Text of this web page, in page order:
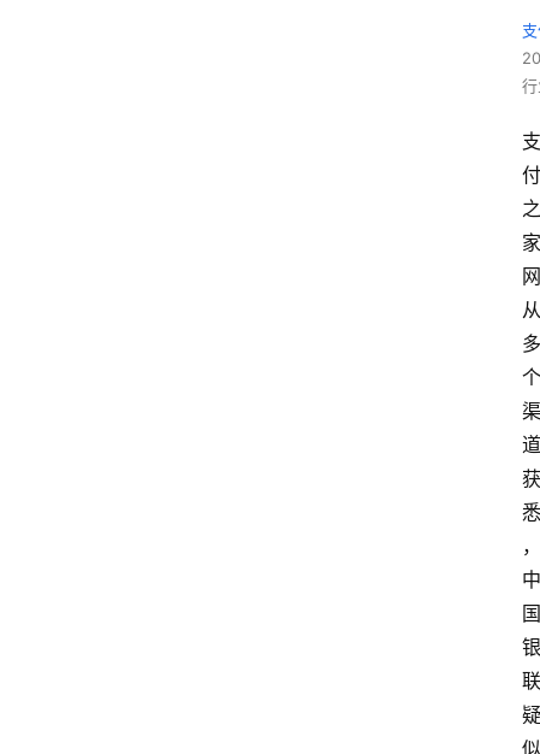
支
付
之
家
网
从
多
个
渠
道
获
悉
，
中
国
银
联
疑
似